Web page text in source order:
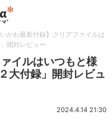
いかわ最新付録】クリアファイルは
開封レビュー
イルはいつもと様
大付録」開封レビュ
2024.4.14 21:30